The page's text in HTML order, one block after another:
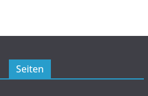
Seiten